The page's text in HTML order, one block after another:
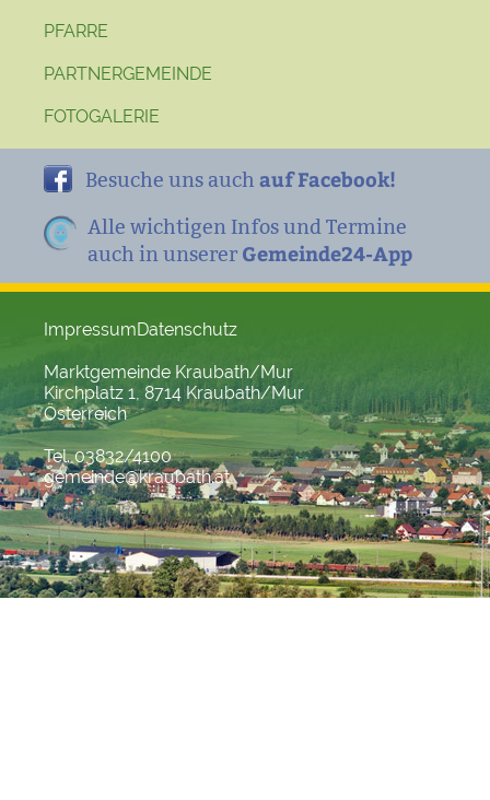
PFARRE
PARTNERGEMEINDE
FOTOGALERIE
Besuche uns auch auf Facebook!
Alle wichtigen Infos und Termine
auch in unserer Gemeinde24-App
ImpressumDatenschutz
Marktgemeinde Kraubath/Mur
Kirchplatz 1, 8714 Kraubath/Mur
Österreich
Tel. 03832/4100
gemeinde@kraubath.at